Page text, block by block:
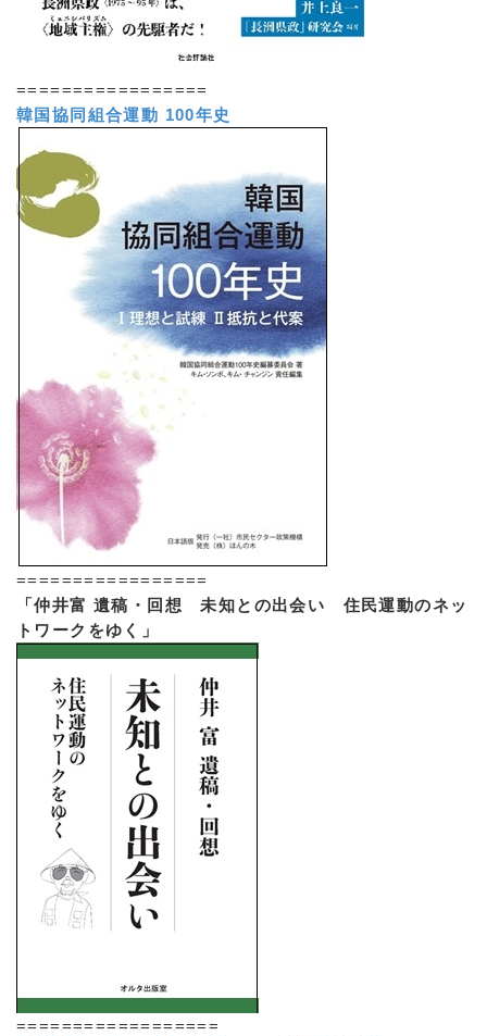
=================
韓国協同組合運動 100年史
=================
「仲井富 遺稿・回想 未知との出会い 住民運動のネッ
トワークをゆく」
==================